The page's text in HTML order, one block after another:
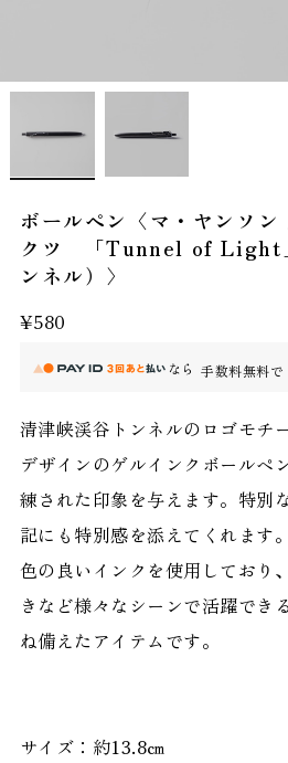
ボールペン〈マ・ヤンソ
クツ 「Tunnel of Light
ンネル）〉
¥580
なら 手数料無料で
清津峡渓谷トンネルのロゴモチ
デザインのゲルインクボールペ
練された印象を与えます。特別
記にも特別感を添えてくれます
色の良いインクを使用しており
きなど様々なシーンで活躍でき
ね備えたアイテムです。
サイズ：約13.8㎝